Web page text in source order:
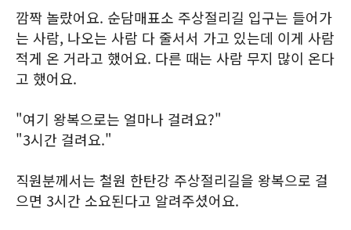
깜짝 놀랐어요. 순담매표소 주상절리길 입구는 들어가
는 사람, 나오는 사람 다 줄서서 가고 있는데 이게 사람
적게 온 거라고 했어요. 다른 때는 사람 무지 많이 온다
고 했어요.
"여기 왕복으로는 얼마나 걸려요?"
"3시간 걸려요."
직원분께서는 철원 한탄강 주상절리길을 왕복으로 걸
으면 3시간 소요된다고 알려주셨어요.